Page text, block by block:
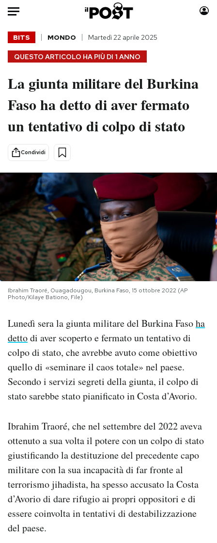
Auto
HOME
Italia
Politica
Tecnologia
Scienza
Economia
Sport
Moda
Consumismi
Storie/Idee
Ok Boomer!
Altrecose
Mondiali calcio 2026
PODCAST
NEWSLETTER
I MIEI PREFERITI
CALENDARIO
AREA PERSONALE
Newsletter
Notifiche mobile
Regala il Post
Hai bisogno di aiuto?
Esci
QUESTO ARTICOLO HA PIÙ DI 1 ANNO
BITS MONDO Martedì 22 aprile 2025
La giunta militare del Burkina
Faso ha detto di aver fermato
un tentativo di colpo di stato
Condividi
Ibrahim Traoré, Ouagadougou, Burkina Faso, 15 ottobre 2022 (AP
Photo/Kilaye Bationo, File)
Lunedì sera la giunta militare del Burkina Fasoha
dettodi aver scoperto e fermato un tentativo di
colpo di stato, che avrebbe avuto come obiettivo
quello di «seminare il caos totale» nel paese.
Secondo i servizi segreti della giunta, il colpo di
stato sarebbe stato pianificato in Costa d’Avorio.
Ibrahim Traoré, che nel settembre del 2022 aveva
ottenuto a sua volta il potere con un colpo di stato
giustificando la destituzione del precedente capo
militare con la sua incapacità di far fronte al
terrorismo jihadista, ha spesso accusato la Costa
d’Avorio di dare rifugio ai propri oppositori e di
essere coinvolta in tentativi di destabilizzazione
del paese.